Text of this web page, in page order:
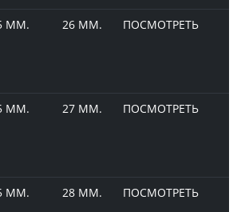
ММ. 26 ММ. ПОСМОТРЕТЬ
ММ. 27 ММ. ПОСМОТРЕТЬ
ММ. 28 ММ. ПОСМОТРЕТЬ